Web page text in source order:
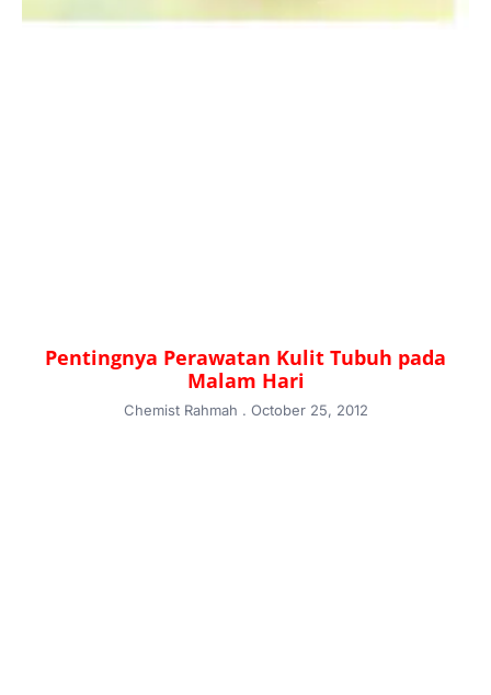
Pentingnya Perawatan Kulit Tubuh pada
Malam Hari
Chemist Rahmah October 25, 2012